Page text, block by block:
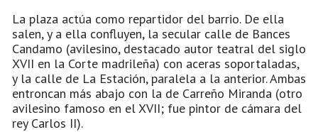
La plaza actúa como repartidor del barrio. De ella
salen, y a ella confluyen, la secular calle de Bances
Candamo (avilesino, destacado autor teatral del siglo
XVII en la Corte madrileña) con aceras soportaladas,
y la calle de La Estación, paralela a la anterior. Ambas
entroncan más abajo con la de Carreño Miranda (otro
avilesino famoso en el XVII; fue pintor de cámara del
rey Carlos II).